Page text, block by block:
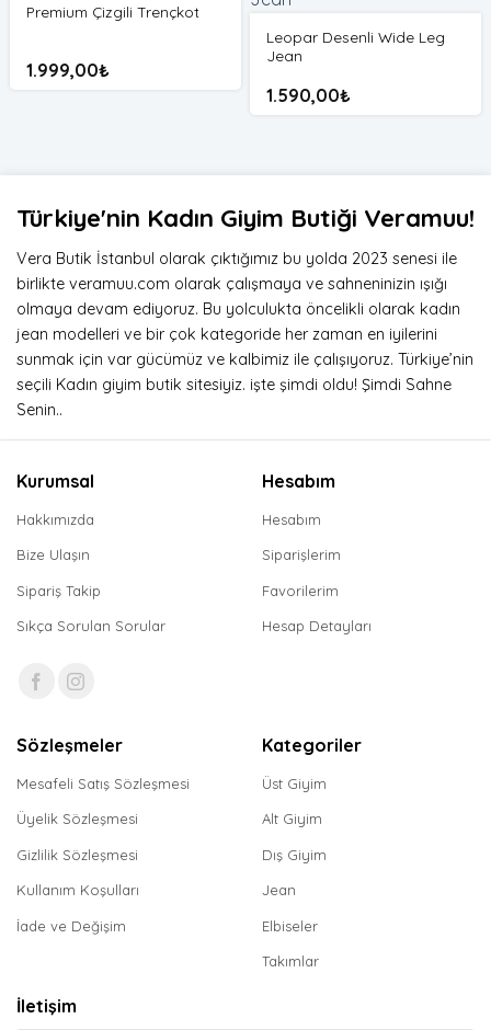
Premium Çizgili Trençkot
1.999,00₺
Leopar Desenli Wide Leg
Jean
1.590,00₺
Türkiye'nin Kadın Giyim Butiği Veramuu!
Vera Butik İstanbul olarak çıktığımız bu yolda 2023 senesi ile
birlikte veramuu.com olarak çalışmaya ve sahneninizin ışığı
olmaya devam ediyoruz. Bu yolculukta öncelikli olarak kadın
jean modelleri ve bir çok kategoride her zaman en iyilerini
sunmak için var gücümüz ve kalbimiz ile çalışıyoruz. Türkiye’nin
seçili Kadın giyim butik sitesiyiz. işte şimdi oldu! Şimdi Sahne
Senin..
Kurumsal
Hakkımızda
Bize Ulaşın
Sipariş Takip
Sıkça Sorulan Sorular
Hesabım
Hesabım
Siparişlerim
Favorilerim
Hesap Detayları
Sözleşmeler
Mesafeli Satış Sözleşmesi
Üyelik Sözleşmesi
Gizlilik Sözleşmesi
Kullanım Koşulları
İade ve Değişim
Kategoriler
Üst Giyim
Alt Giyim
Dış Giyim
Jean
Elbiseler
Takımlar
İletişim